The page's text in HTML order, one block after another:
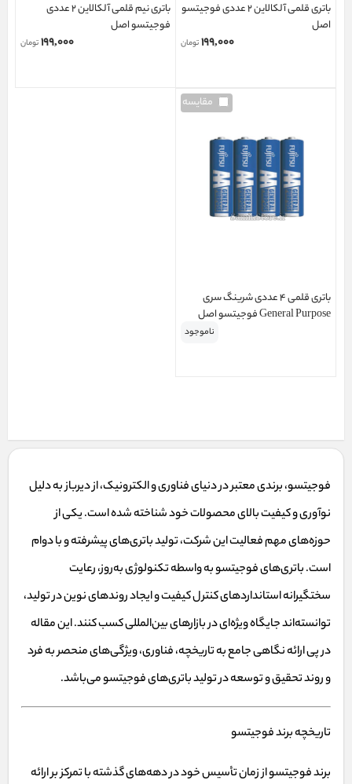
باتری قلمی آلکالاین 2 عددی فوجیتسو
اصل
۱۹۹,۰۰۰تومان
باتری نیم قلمی آلکالاین 2 عددی
فوجیتسو اصل
۱۹۹,۰۰۰تومان
مقایسه
باتری قلمی 4 عددی شرینگ سری
General Purpose فوجیتسو اصل
ناموجود
فوجیتسو، برندی معتبر در دنیای فناوری و الکترونیک، از دیرباز به دلیل
نوآوری و کیفیت بالای محصولات خود شناخته شده است. یکی از
حوزه‌های مهم فعالیت این شرکت، تولید باتری‌های پیشرفته و با دوام
است. باتری‌های فوجیتسو به واسطه تکنولوژی به‌روز، رعایت
سختگیرانه استانداردهای کنترل کیفیت و ایجاد روندهای نوین در تولید،
توانسته‌اند جایگاه ویژه‌ای در بازارهای بین‌المللی کسب کنند. این مقاله
در پی ارائه نگاهی جامع به تاریخچه، فناوری، ویژگی‌های منحصر به فرد
و روند تحقیق و توسعه در تولید باتری‌های فوجیتسو می‌باشد.
تاریخچه برند فوجیتسو
برند فوجیتسو از زمان تأسیس خود در دهه‌های گذشته با تمرکز بر ارائه